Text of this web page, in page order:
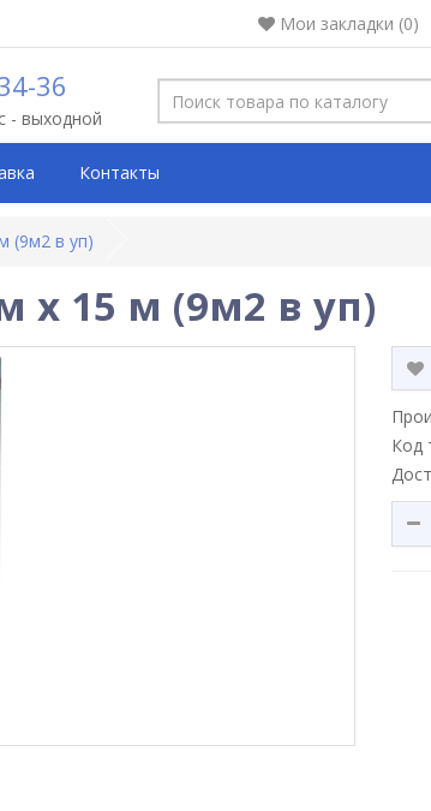
Мои закладки (0)
36
- выходной
Контакты
(9м2 в уп)
х 15 м (9м2 в уп)
Код